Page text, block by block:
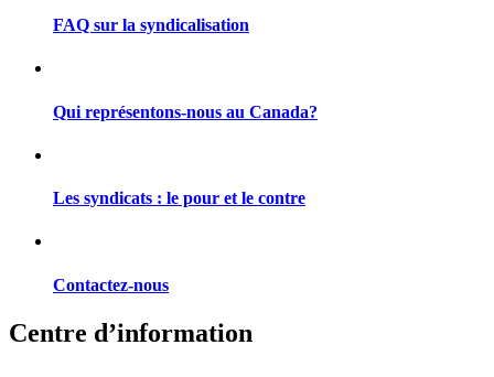
FAQ sur la syndicalisation
Qui représentons-nous au Canada?
Les syndicats : le pour et le contre
Contactez-nous
Centre d’information